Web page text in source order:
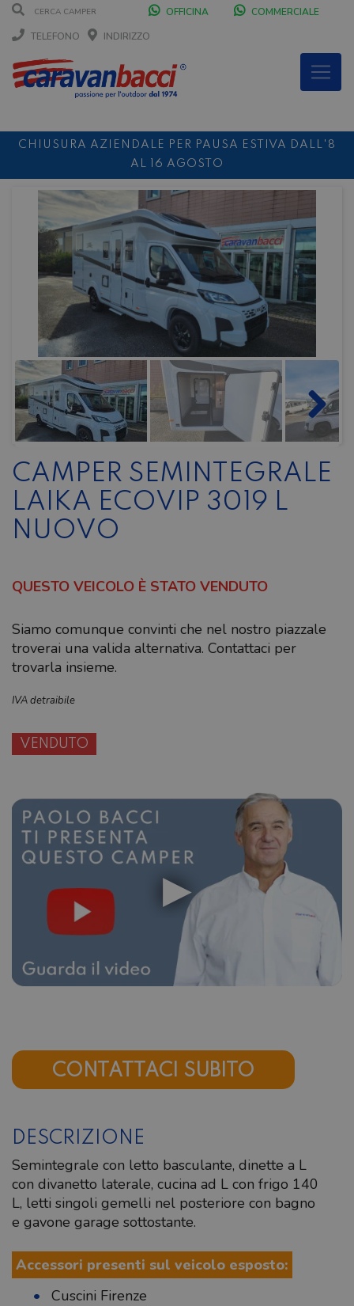
OFFICINA
COMMERCIALE
TELEFONO
INDIRIZZO
CHIUSURA AZIENDALE PER PAUSA ESTIVA DALL'8
AL 16 AGOSTO
DURANTE IL MESE DI AGOSTO SIAMO CHIUSI IL
SABATO POMERIGGIO
SCONTO 10% NOLEGGIO ENTRO IL 31.08
PER I
NOLEGGI DI SETTEMBRE
CAMPER SEMINTEGRALE
LAIKA ECOVIP 3019 L
NUOVO
QUESTO VEICOLO È STATO VENDUTO
Siamo comunque convinti che nel nostro piazzale
troverai una valida alternativa. Contattaci per
trovarla insieme.
IVA detraibile
VENDUTO
CONTATTACI SUBITO
DESCRIZIONE
Semintegrale con letto basculante, dinette a L
con divanetto laterale, cucina ad L con frigo 140
L, letti singoli gemelli nel posteriore con bagno
e gavone garage sottostante.
Accessori presenti sul veicolo esposto:
Cuscini Firenze